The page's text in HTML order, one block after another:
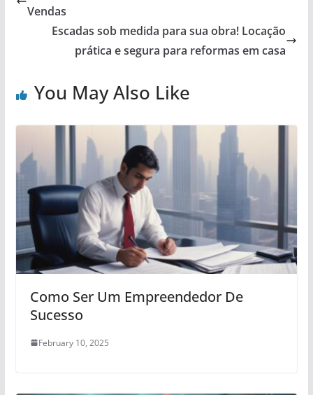
Vendas
Escadas sob medida para sua obra! Locação
prática e segura para reformas em casa
You May Also Like
Como Ser Um Empreendedor De
Sucesso
February 10, 2025